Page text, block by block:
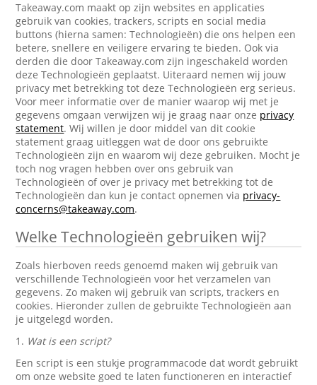
Takeaway.com maakt op zijn websites en applicaties
gebruik van cookies, trackers, scripts en social media
buttons (hierna samen: Technologieën) die ons helpen een
betere, snellere en veiligere ervaring te bieden. Ook via
derden die door Takeaway.com zijn ingeschakeld worden
deze Technologieën geplaatst. Uiteraard nemen wij jouw
privacy met betrekking tot deze Technologieën erg serieus.
Voor meer informatie over de manier waarop wij met je
gegevens omgaan verwijzen wij je graag naar onze privacy
statement. Wij willen je door middel van dit cookie
statement graag uitleggen wat de door ons gebruikte
Technologieën zijn en waarom wij deze gebruiken. Mocht je
toch nog vragen hebben over ons gebruik van
Technologieën of over je privacy met betrekking tot de
Technologieën dan kun je contact opnemen via privacy-
concerns@takeaway.com.
Welke Technologieën gebruiken wij?
Zoals hierboven reeds genoemd maken wij gebruik van
verschillende Technologieën voor het verzamelen van
gegevens. Zo maken wij gebruik van scripts, trackers en
cookies. Hieronder zullen de gebruikte Technologieën aan
je uitgelegd worden.
1. Wat is een script?
Een script is een stukje programmacode dat wordt gebruikt
om onze website goed te laten functioneren en interactief